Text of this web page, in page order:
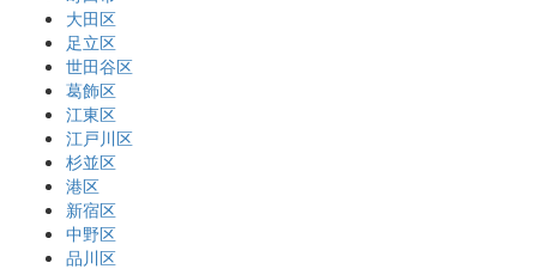
大田区
足立区
世田谷区
葛飾区
江東区
江戸川区
杉並区
港区
新宿区
中野区
品川区